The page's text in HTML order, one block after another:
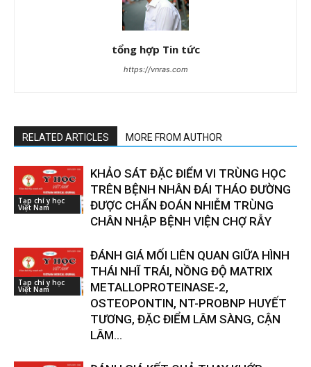
tổng hợp Tin tức
https://vnras.com
RELATED ARTICLES MORE FROM AUTHOR
Tạp chí y học
Việt Nam
KHẢO SÁT ĐẶC ĐIỂM VI TRÙNG HỌC
TRÊN BỆNH NHÂN ĐÁI THÁO ĐƯỜNG
ĐƯỢC CHẨN ĐOÁN NHIỄM TRÙNG
CHÂN NHẬP BỆNH VIỆN CHỢ RẪY
Tạp chí y học
Việt Nam
ĐÁNH GIÁ MỐI LIÊN QUAN GIỮA HÌNH
THÁI NHĨ TRÁI, NỒNG ĐỘ MATRIX
METALLOPROTEINASE-2,
OSTEOPONTIN, NT-PROBNP HUYẾT
TƯƠNG, ĐẶC ĐIỂM LÂM SÀNG, CẬN
LÂM...